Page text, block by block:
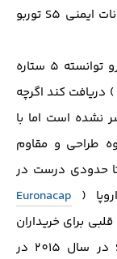
) از امکانات ایمنی S5 توربو
از نظر ایمنی نیز بنابر اعلام شرکت این خودرو توانسته 5 ستاره
) دریافت کند اگرچه
نشده است اما با
طراحی و مقاوم
حدودی درست در
(
Euronacap
برای خریداران
خودروهای چینی باشد. همچنین هايما S5 در سال 2015 در